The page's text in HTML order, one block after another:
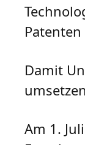
Damit
Am 1.